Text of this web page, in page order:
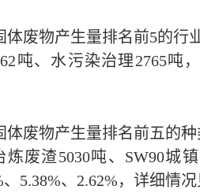
体废物产生量排名前5的行
吨、 水污染治理2765吨
体废物产生量排名前五的种
炼废渣5030吨、 SW90城
5.38%、 2.62%，详细情况